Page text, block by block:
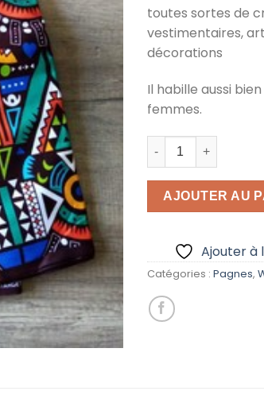
toutes sortes de
vestimentaires,
décorations
Il habille aussi
femmes.
quantité de Pagne
AJOUTER AU
Ajouter à
Catégories : Pagnes,